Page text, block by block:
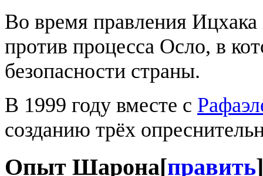
Во время правления
против процесса Осло, в
безопасности страны.
В 1999 году вместе с
созданию трёх
Опыт Шарона[править]